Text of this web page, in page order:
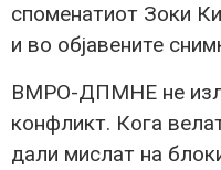
споменатиот Зоки
и во објавените
ВМРО-ДПМНЕ не
конфликт. Кога
дали мислат на